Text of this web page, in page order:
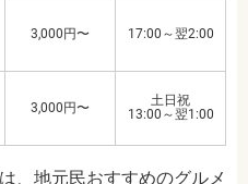
3,000円〜 17:00～翌2:00
3,000円〜
土日祝
13:00～翌1:00
、地元民おすすめのグルメ